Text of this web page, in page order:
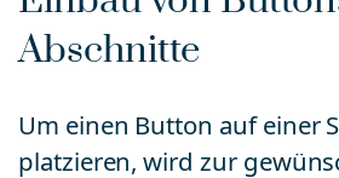
Abschnitte
Um einen Button auf einer
platzieren, wird zur